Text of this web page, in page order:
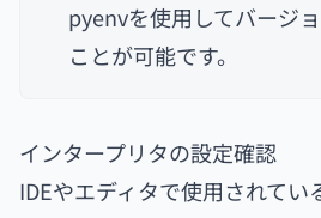
pyenvを使用してバージ
ことが可能です。
インタープリタの設定確認
IDEやエディタで使用されて